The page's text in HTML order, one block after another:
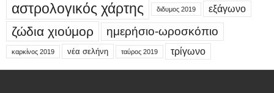
αστρολογικός χάρτης διδυμος 2019 εξάγωνο
ζώδια χιούμορ ημερήσιο-ωροσκόπιο
καρκίνος 2019 νέα σελήνη ταύρος 2019 τρίγωνο